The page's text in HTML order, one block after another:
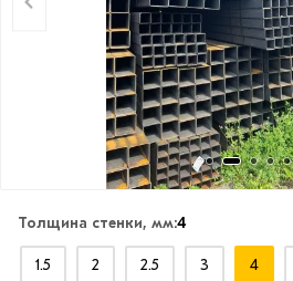
Толщина стенки, мм:4
1.5 2 2.5 3 4